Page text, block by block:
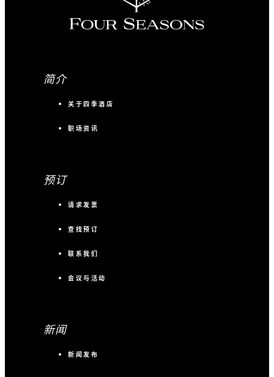
简介
关于四季酒店
职场资讯
预订
请求发票
查找预订
联系我们
会议与活动
新闻
新闻发布